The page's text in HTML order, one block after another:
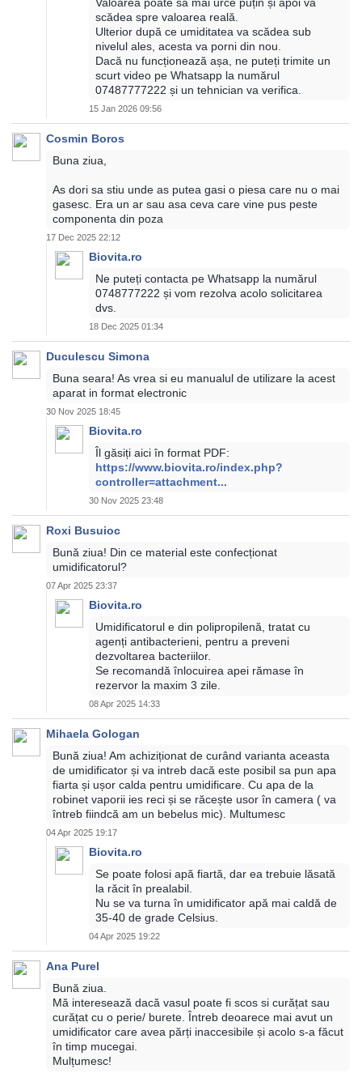
Valoarea poate să mai urce puțin și apoi va
scădea spre valoarea reală.
Ulterior după ce umiditatea va scădea sub
nivelul ales, acesta va porni din nou.
Dacă nu funcționează așa, ne puteți trimite un
scurt video pe Whatsapp la numărul
07487777222 și un tehnician va verifica.
15 Jan 2026 09:56
Cosmin Boros
Buna ziua,
As dori sa stiu unde as putea gasi o piesa care nu o mai
gasesc. Era un ar sau asa ceva care vine pus peste
componenta din poza
17 Dec 2025 22:12
Biovita.ro
Ne puteți contacta pe Whatsapp la numărul
0748777222 și vom rezolva acolo solicitarea
dvs.
18 Dec 2025 01:34
Duculescu Simona
Buna seara! As vrea si eu manualul de utilizare la acest
aparat in format electronic
30 Nov 2025 18:45
Biovita.ro
Îl găsiți aici în format PDF:
https://www.biovita.ro/index.php?
controller=attachment...
30 Nov 2025 23:48
Roxi Busuioc
Bună ziua! Din ce material este confecționat
umidificatorul?
07 Apr 2025 23:37
Biovita.ro
Umidificatorul e din polipropilenă, tratat cu
agenți antibacterieni, pentru a preveni
dezvoltarea bacteriilor.
Se recomandă înlocuirea apei rămase în
rezervor la maxim 3 zile.
08 Apr 2025 14:33
Mihaela Gologan
Bună ziua! Am achiziționat de curând varianta aceasta
de umidificator și va intreb dacă este posibil sa pun apa
fiarta și ușor calda pentru umidificare. Cu apa de la
robinet vaporii ies reci și se răcește usor în camera ( va
întreb fiindcă am un bebelus mic). Multumesc
04 Apr 2025 19:17
Biovita.ro
Se poate folosi apă fiartă, dar ea trebuie lăsată
la răcit în prealabil.
Nu se va turna în umidificator apă mai caldă de
35-40 de grade Celsius.
04 Apr 2025 19:22
Ana Purel
Bună ziua.
Mă interesează dacă vasul poate fi scos si curățat sau
curățat cu o perie/ burete. Întreb deoarece mai avut un
umidificator care avea părți inaccesibile și acolo s-a făcut
în timp mucegai.
Mulțumesc!